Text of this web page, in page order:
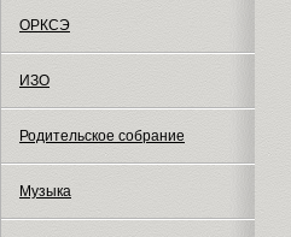
ОРКСЭ
ИЗО
Родительское собрание
Музыка